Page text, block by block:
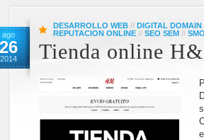
ago
26
2014
DESARROLLO WEB // DIGITAL DOMAIN
REPUTACION ONLINE // SEO SEM //
Tienda online